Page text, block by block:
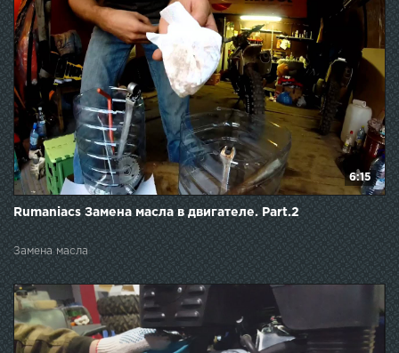
6:15
Rumaniacs Замена масла в двигателе. Part.2
Замена масла